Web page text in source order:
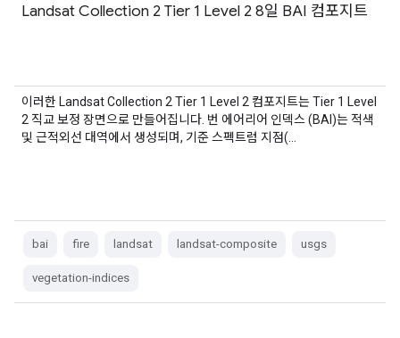
Landsat Collection 2 Tier 1 Level 2 8일 BAI 컴포지트
이러한 Landsat Collection 2 Tier 1 Level 2 컴포지트는 Tier 1 Level
2 직교 보정 장면으로 만들어집니다. 번 에어리어 인덱스 (BAI)는 적색
및 근적외선 대역에서 생성되며, 기준 스펙트럼 지점(…
bai fire landsat landsat-composite usgs
vegetation-indices